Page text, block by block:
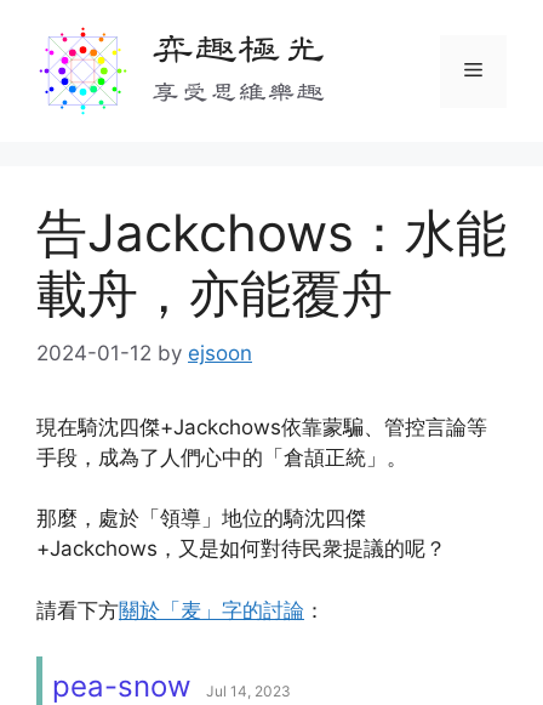
content
弈趣極光
享受思維樂趣
Menu
告Jackchows：水能
載舟，亦能覆舟
2024-01-12 by ejsoon
現在騎沈四傑+Jackchows依靠蒙騙、管控言論等
手段，成為了人們心中的「倉頡正統」。
那麼，處於「領導」地位的騎沈四傑
+Jackchows，又是如何對待民衆提議的呢？
請看下方關於「麦」字的討論 ：
pea-snow Jul 14, 2023